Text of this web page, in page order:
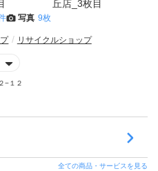
写真 9枚
リサイクルショップ
−１２
全ての商品・サービスを見る